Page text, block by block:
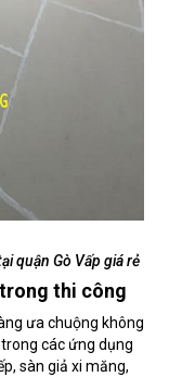
quận Gò Vấp giá rẻ
thi công
ưa chuộng không
các ứng dụng
sàn giả xi măng,